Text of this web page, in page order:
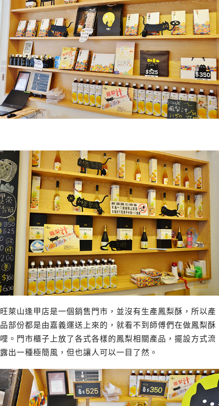
旺萊山逢甲店是一個銷售門市，並沒有生產鳳梨酥，所以產
品部份都是由嘉義運送上來的，就看不到師傅們在做鳳梨酥
哩。門市櫃子上放了各式各樣的鳳梨相關產品，擺設方式流
露出一種極簡風，但也讓人可以一目了然。